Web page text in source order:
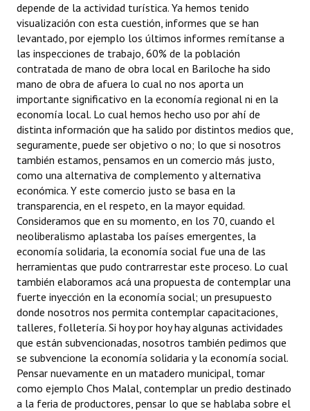
depende de la actividad turística. Ya hemos tenido
visualización con esta cuestión, informes que se han
levantado, por ejemplo los últimos informes remítanse a
las inspecciones de trabajo, 60% de la población
contratada de mano de obra local en Bariloche ha sido
mano de obra de afuera lo cual no nos aporta un
importante significativo en la economía regional ni en la
economía local. Lo cual hemos hecho uso por ahí de
distinta información que ha salido por distintos medios que,
seguramente, puede ser objetivo o no; lo que si nosotros
también estamos, pensamos en un comercio más justo,
como una alternativa de complemento y alternativa
económica. Y este comercio justo se basa en la
transparencia, en el respeto, en la mayor equidad.
Consideramos que en su momento, en los 70, cuando el
neoliberalismo aplastaba los países emergentes, la
economía solidaria, la economía social fue una de las
herramientas que pudo contrarrestar este proceso. Lo cual
también elaboramos acá una propuesta de contemplar una
fuerte inyección en la economía social; un presupuesto
donde nosotros nos permita contemplar capacitaciones,
talleres, folletería. Si hoy por hoy hay algunas actividades
que están subvencionadas, nosotros también pedimos que
se subvencione la economía solidaria y la economía social.
Pensar nuevamente en un matadero municipal, tomar
como ejemplo Chos Malal, contemplar un predio destinado
a la feria de productores, pensar lo que se hablaba sobre el